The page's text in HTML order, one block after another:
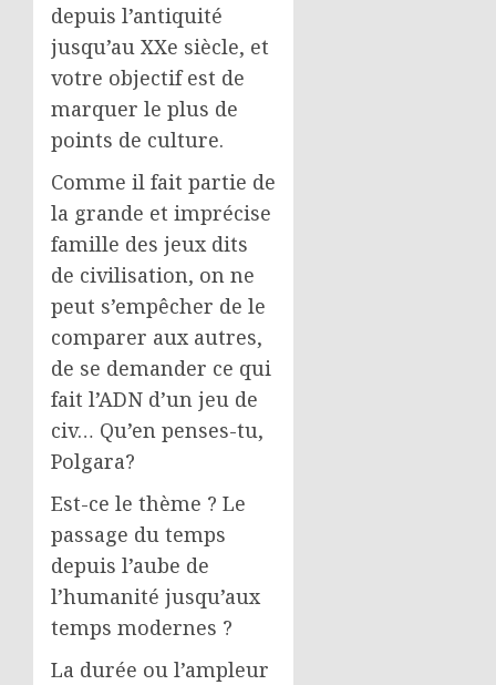
depuis l’antiquité
jusqu’au XXe siècle, et
votre objectif est de
marquer le plus de
points de culture.
Comme il fait partie de
la grande et imprécise
famille des jeux dits
de civilisation, on ne
peut s’empêcher de le
comparer aux autres,
de se demander ce qui
fait l’ADN d’un jeu de
civ… Qu’en penses-tu,
Polgara?
Est-ce le thème ? Le
passage du temps
depuis l’aube de
l’humanité jusqu’aux
temps modernes ?
La durée ou l’ampleur